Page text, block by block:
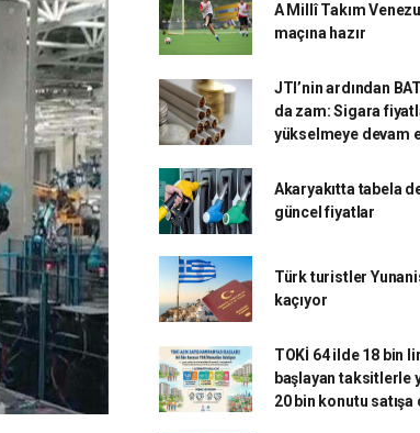
A Millî Takım
maçına hazır
JTI’nin ardından
da zam: Sigara
yükselmeye devam
Akaryakıtta tabela
güncel fiyatlar
Türk turistler
kaçıyor
TOKİ 64 ilde 18 bin
başlayan taksitlerle
20 bin konutu satışa